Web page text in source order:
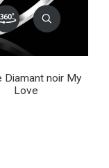
Diamant noir My
Love